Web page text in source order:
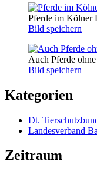
Pferde im Kölner
Bild speichern
Auch Pferde
Bild speichern
Kategorien
Dt.
Landesverband
Zeitraum